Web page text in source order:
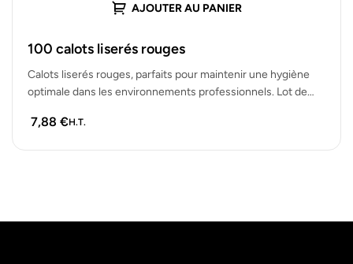
AJOUTER AU PANIER
100 calots liserés rouges
Calots liserés rouges, parfaits pour maintenir une hygiène
optimale dans les environnements professionnels. Lot de
7,88 €H.T.